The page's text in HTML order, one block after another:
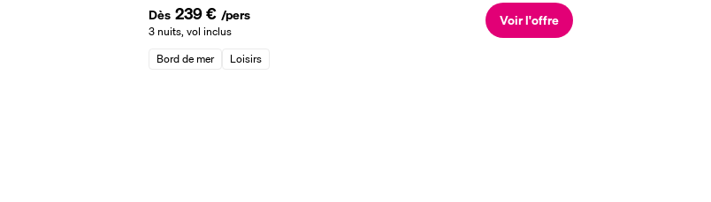
Dès 239 € /pers
3 nuits, vol inclus
Voir l'offre
Bord de mer Loisirs